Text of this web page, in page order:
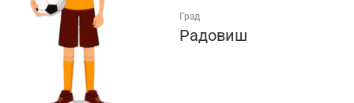
Град
Радовиш